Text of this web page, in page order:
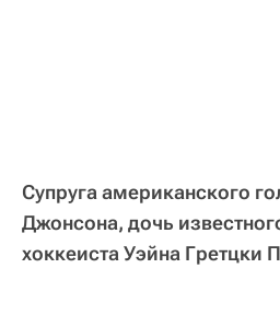
Супруга американского
Джонсона, дочь
хоккеиста Уэйна Гретцки